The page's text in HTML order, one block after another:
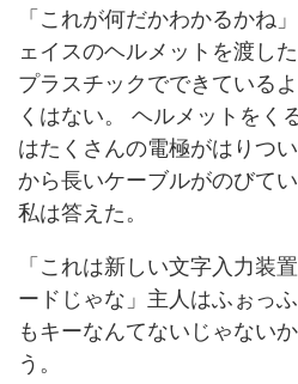
「これが何だかわかるかね
ェイスのヘルメットを渡し
プラスチックでできている
くはない。 ヘルメットをく
はたくさんの電極がはりつ
から長いケーブルがのびて
私は答えた。
「これは新しい文字入力装
ードじゃな」主人はふぉっ
もキーなんてないじゃない
う。